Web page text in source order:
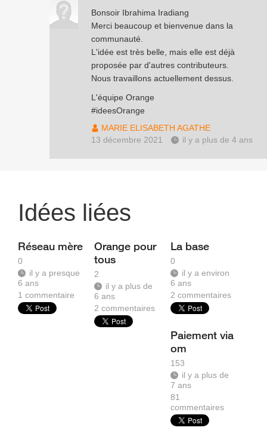
Bonsoir Ibrahima Iradiang
Merci beaucoup et bienvenue dans la
communauté.
L'idée est très belle, mais elle est déjà
proposée par d'autres contributeurs.
Nous travaillons actuellement dessus.
L'équipe Orange
#ideesOrange
MARIE ELISABETH AGATHE
13 décembre 2021
il y a plus de 4 ans
Idées liées
Réseau mère
0
il y a presque
6 ans
1 commentaire
Orange pour
tous
2
il y a plus de
6 ans
2commentaires
La base
0
il y a environ
6 ans
2commentaires
Paiement via
om
153
il y a plus de
7 ans
81
commentaires